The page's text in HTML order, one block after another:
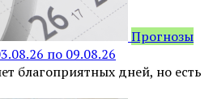
Прогнозы
по 09.08.26
благоприятных дней, но есть